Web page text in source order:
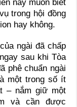
này muốn biết
trong hội đồng
hay không.
ngài đã chấp
sau khi Tòa
phê chuẩn ngài
một trong số ít
– nắm giữ một
và cần được